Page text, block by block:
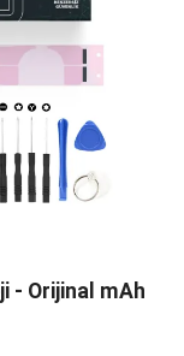
- Orijinal mAh